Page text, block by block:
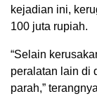
kejadian ini,
100 juta rupiah.
“Selain
peralatan lain di
parah,”